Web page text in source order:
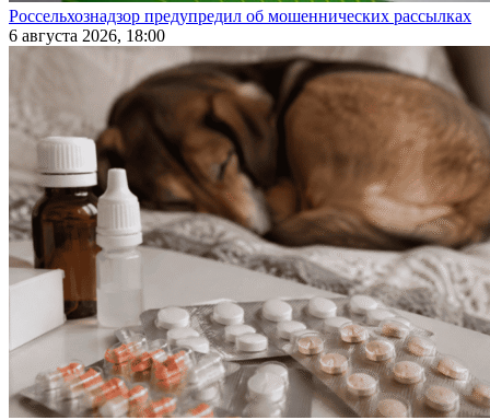
Россельхознадзор предупредил об мошеннических рассылках
6 августа 2026, 18:00